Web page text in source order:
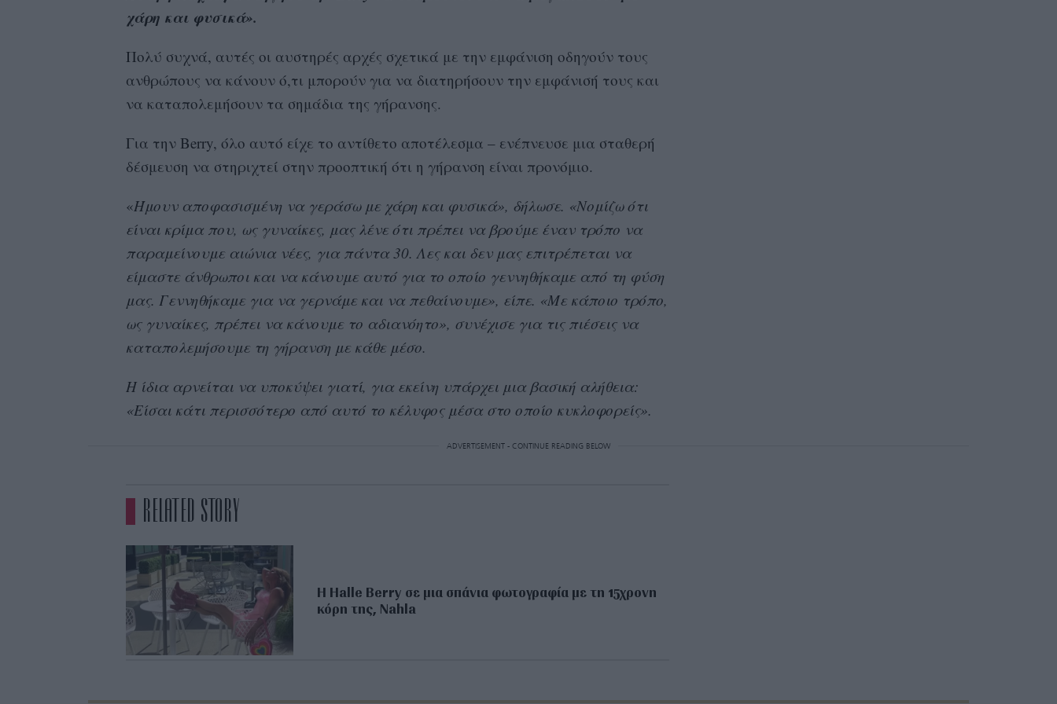
χάρη και φυσικά».
Πολύ συχνά, αυτές οι αυστηρές αρχές σχετικά με την εμφάνιση οδηγούν τους
ανθρώπους να κάνουν ό,τι μπορούν για να διατηρήσουν την εμφάνισή τους και
να καταπολεμήσουν τα σημάδια της γήρανσης.
Για την Berry, όλο αυτό είχε το αντίθετο αποτέλεσμα – ενέπνευσε μια σταθερή
δέσμευση να στηριχτεί στην προοπτική ότι η γήρανση είναι προνόμιο.
«Ήμουν αποφασισμένη να γεράσω με χάρη και φυσικά», δήλωσε. «Νομίζω ότι
είναι κρίμα που, ως γυναίκες, μας λένε ότι πρέπει να βρούμε έναν τρόπο να
παραμείνουμε αιώνια νέες, για πάντα 30. Λες και δεν μας επιτρέπεται να
είμαστε άνθρωποι και να κάνουμε αυτό για το οποίο γεννηθήκαμε από τη φύση
μας. Γεννηθήκαμε για να γερνάμε και να πεθαίνουμε», είπε. «Με κάποιο τρόπο,
ως γυναίκες, πρέπει να κάνουμε το αδιανόητο», συνέχισε για τις πιέσεις να
καταπολεμήσουμε τη γήρανση με κάθε μέσο.
Η ίδια αρνείται να υποκύψει γιατί, για εκείνη υπάρχει μια βασική αλήθεια:
«Είσαι κάτι περισσότερο από αυτό το κέλυφος μέσα στο οποίο κυκλοφορείς».
ADVERTISEMENT - CONTINUE READING BELOW
RELATED STORY
H Halle Berry σε μια σπάνια φωτογραφία με τη 15χρονη
κόρη της, Nahla